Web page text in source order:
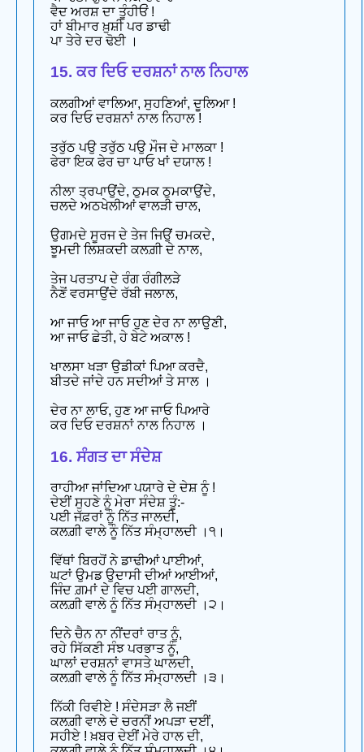
ਵੈਦ ਅਰਸ਼ ਦਾ ਤੂੰਹੀਓਂ !
ਹਾਂ ਬੀਮਾਰ ਖ਼ੁਸ਼ੀ ਪਰ ਡਾਢੀ
ਪਾ ਤੇਰੇ ਦਰ ਢੋਈ ।
15. ਕਰ ਦਿਓ ਦਰਸ਼ਨਾਂ ਨਾਲ ਨਿਹਾਲ
ਕਲਗੀਆਂ ਵਾਲਿਆ, ਸੁਹਣਿਆਂ, ਦੂਲਿਆ !
ਕਰ ਦਿਓ ਦਰਸ਼ਨਾਂ ਨਾਲ ਨਿਹਾਲ !
ਤਰੁੱਠ ਪਉ ਤਰੁੱਠ ਪਉ ਮੌਜ ਦੇ ਮਾਲਕਾ !
ਫੇਰਾ ਇਕ ਫੇਰ ਚਾ ਪਾਓ ਖਾਂ ਦਯਾਲ !
ਨੀਲਾ ਤ੍ਰਪਾਉਂਦੇ, ਠੁਮਕ ਠੁਮਕਾਉਂਦੇ,
ਚਲਦੇ ਅਠਖੇਲੀਆਂ ਵਾਲੜੀ ਚਾਲ,
ਉਗਮਦੇ ਸੂਰਜ ਦੇ ਤੇਜ ਜਿਉਂ ਚਮਕਦੇ,
ਝੂਮਦੀ ਲਿਸ਼ਕਦੀ ਕਲਗ਼ੀ ਦੇ ਨਾਲ,
ਤੇਜ ਪਰਤਾਪ ਦੇ ਰੰਗ ਰੰਗੀਲੜੇ
ਨੈਣੋਂ ਵਰਸਾਉਂਦੇ ਰੱਬੀ ਜਲਾਲ,
ਆ ਜਾਓ ਆ ਜਾਓ ਹੁਣ ਦੇਰ ਨਾ ਲਾਉਣੀ,
ਆ ਜਾਓ ਛੇਤੀ, ਹੇ ਬੇਟੇ ਅਕਾਲ !
ਖਾਲਸਾ ਖੜਾ ਉਡੀਕਾਂ ਪਿਆ ਕਰਦੈ,
ਬੀਤਦੇ ਜਾਂਦੇ ਹਨ ਸਦੀਆਂ ਤੇ ਸਾਲ ।
ਦੇਰ ਨਾ ਲਾਓ, ਹੁਣ ਆ ਜਾਓ ਪਿਆਰੇ
ਕਰ ਦਿਓ ਦਰਸ਼ਨਾਂ ਨਾਲ ਨਿਹਾਲ ।
16. ਸੰਗਤ ਦਾ ਸੰਦੇਸ਼
ਰਾਹੀਆ ਜਾਂਦਿਆ ਪਯਾਰੇ ਦੇ ਦੇਸ਼ ਨੂੰ !
ਦੇਈਂ ਸੁਹਣੇ ਨੂੰ ਮੇਰਾ ਸੰਦੇਸ਼ ਤੂੰ:-
ਪਈ ਜੱਫ਼ਰਾਂ ਨੂੰ ਨਿੱਤ ਜਾਲਦੀ,
ਕਲਗ਼ੀ ਵਾਲੇ ਨੂੰ ਨਿੱਤ ਸੰਮ੍ਹਾਲਦੀ ।੧।
ਵਿੱਥਾਂ ਬਿਰਹੋਂ ਨੇ ਡਾਢੀਆਂ ਪਾਈਆਂ,
ਘਟਾਂ ਉਮਡ ਉਦਾਸੀ ਦੀਆਂ ਆਈਆਂ,
ਜਿੰਦ ਗ਼ਮਾਂ ਦੇ ਵਿਚ ਪਈ ਗਾਲਦੀ,
ਕਲਗ਼ੀ ਵਾਲੇ ਨੂੰ ਨਿੱਤ ਸੰਮ੍ਹਾਲਦੀ ।੨।
ਦਿਨੇ ਚੈਨ ਨਾ ਨੀਂਦਰਾਂ ਰਾਤ ਨੂੰ,
ਰਹੇ ਸਿੱਕਣੀ ਸੰਝ ਪਰਭਾਤ ਨੂੰ,
ਘਾਲਾਂ ਦਰਸ਼ਨਾਂ ਵਾਸਤੇ ਘਾਲਦੀ,
ਕਲਗ਼ੀ ਵਾਲੇ ਨੂੰ ਨਿੱਤ ਸੰਮ੍ਹਾਲਦੀ ।੩।
ਨਿੱਕੀ ਰਿਵੀਏ ! ਸੰਦੇਸੜਾ ਲੈ ਜਈਂ
ਕਲਗ਼ੀ ਵਾਲੇ ਦੇ ਚਰਨੀਂ ਅਪੜਾ ਦਈਂ,
ਸਹੀਏ ! ਖ਼ਬਰ ਦੇਈਂ ਮੇਰੇ ਹਾਲ ਦੀ,